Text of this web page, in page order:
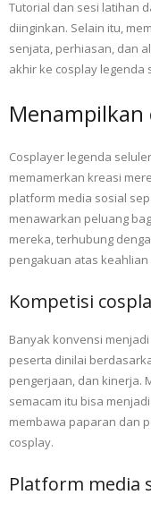
Tutorial dan sesi latihan
diinginkan. Selain itu,
senjata, perhiasan, dan
akhir ke cosplay legenda
Menampilkan
Cosplayer legenda
memamerkan kreasi
platform media sosial
menawarkan peluang
mereka, terhubung
pengakuan atas keahlian
Kompetisi
Banyak konvensi
peserta dinilai
pengerjaan, dan kinerja.
semacam itu bisa
membawa paparan dan
cosplay.
Platform media